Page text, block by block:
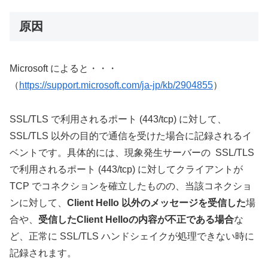
原因
Microsoft によると・・・
（ https://support.microsoft.com/ja-jp/kb/2904855）
SSL/TLS で利用されるポート (443/tcp) に対して、
SSL/TLS 以外の目的で通信を受けた場合に記録されるイ
ベントです。具体的には、現象発生サーバーの SSL/TLS
で利用されるポート (443/tcp) に対してクライアントが
TCP でコネクションを確立したものの、当該コネクショ
ンに対して、 Client Hello 以外のメッセージを受信した場
合や、 受信したClient Helloの内容が不正である場合な
ど、正常に SSL/TLS ハンドシェイクが処理できない時に
記録されます。